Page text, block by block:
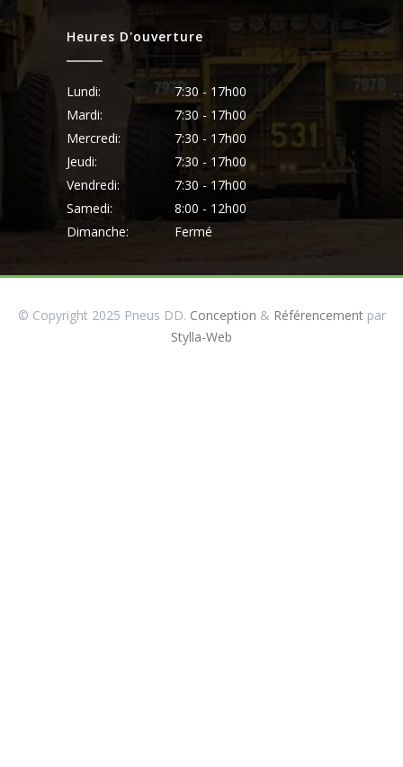
Heures D'ouverture
Lundi:
7:30 - 17h00
Mardi:
7:30 - 17h00
Mercredi:
7:30 - 17h00
Jeudi:
7:30 - 17h00
Vendredi:
7:30 - 17h00
Samedi:
8:00 - 12h00
Dimanche:
Fermé
© Copyright 2025 Pneus DD. Conception & Référencementpar
Stylla-Web